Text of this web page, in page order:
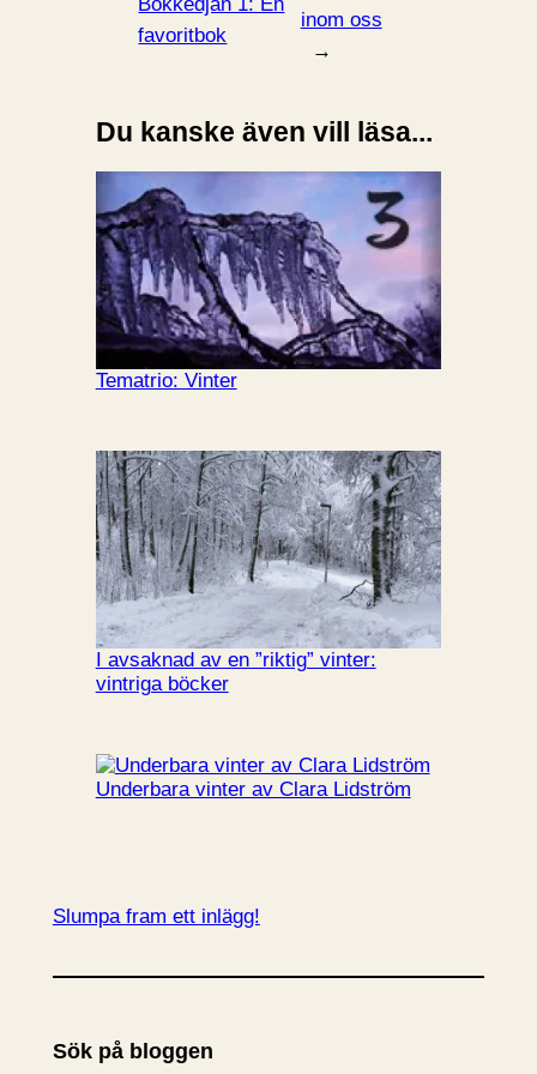
favoritbok
inom oss
→
Du kanske även vill läsa...
Tematrio: Vinter
I avsaknad av en ”riktig” vinter:
vintriga böcker
Underbara vinter av Clara Lidström
Slumpa fram ett inlägg!
Sök på bloggen